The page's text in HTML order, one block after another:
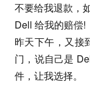
不要给我退款，
Dell 给我的赔偿!
昨天下午，又接
门，说自己是
件，让我选择。